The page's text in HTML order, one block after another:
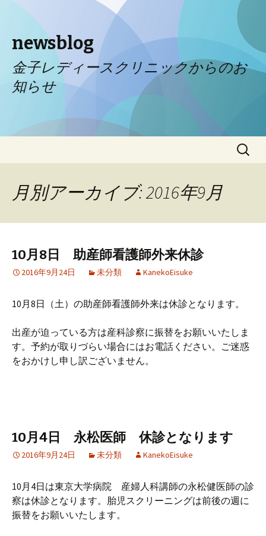
newsblog
金子レディースクリニックからのお
知らせ
検
月別アーカイブ: 2016年9月
10月8日 助産師看護師外来休診
2016年9月24日 未分類 KanekoEisuke
10月8日（土）の助産師看護師外来は休診となります。
出産が迫っている方は産科診察に振替をお願いいたしま
す。予約が取りづらい場合にはお電話ください。ご迷惑
をおかけし申し訳ございません。
10月4日 永松医師 休診となります
2016年9月24日 未分類 KanekoEisuke
10月4日は東京大学病院 産婦人科講師の永松健医師の診
察は休診となります。胎児スクリーニングは前後の週に
振替をお願いいたします。